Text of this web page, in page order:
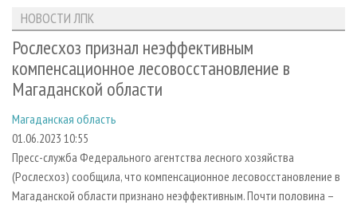
ЛЕСОЗАГОТОВКА
ЛЕСОПИЛЕНИЕ
ДЕРЕВООБРАБОТКА
СУШКА ДРЕВЕСИНЫ
ПРОИЗВОДСТВО ДРЕВЕСНЫХ ПЛИТ
ДЕРЕВЯННОЕ ДОМОСТРОЕНИЕ
ПРОИЗВОДСТВО МЕБЕЛИ
НОВОСТИ ЛПК
НОВОСТИ ЖУРНАЛА
НОВОСТИ КОМПАНИЙ
ПРОЕКТЫ ЛПИ
АНАЛИТИКА
ПРЕДПРИЯТИЯ ЛПК
ЛЕСНЫЕ РЕГИОНЫ РОССИИ
ПЕРСОНЫ
МОБИЛЬНЫЕ ВЫСТАВКИ
ОФИЦИАЛЬНЫЕ ДЕЛЕГАЦИИ
ПРИОРИТЕТНЫЕ ИНВЕСТПРОЕКТЫ
АРХИВ ЖУРНАЛОВ
СТАТЬИ
О ЖУРНАЛЕ
ПОДПИСКА
КОНТАКТЫ
РЕКЛАМОДАТЕЛЯМ
РЕКЛАМА
РЕКЛАМА НА САЙТЕ
НОВОСТИ ЛПК
Рослесхоз признал неэффективным
компенсационное лесовосстановление в
Магаданской области
Магаданская область
01.06.2023 10:55
Пресс-служба Федерального агентства лесного хозяйства
(Рослесхоз) сообщила, что компенсационное лесовосстановление в
Магаданской области признано неэффективным. Почти половина –